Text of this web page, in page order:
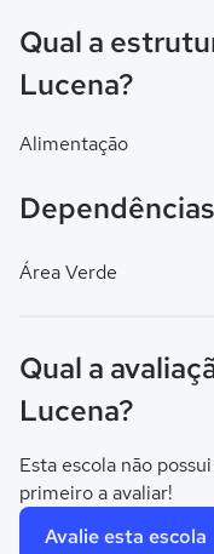
Qual a
Lucena?
Alimentação
Dependências
Área Verde
Qual a
Lucena?
Esta escola não
primeiro a avaliar!
Avalie esta escola